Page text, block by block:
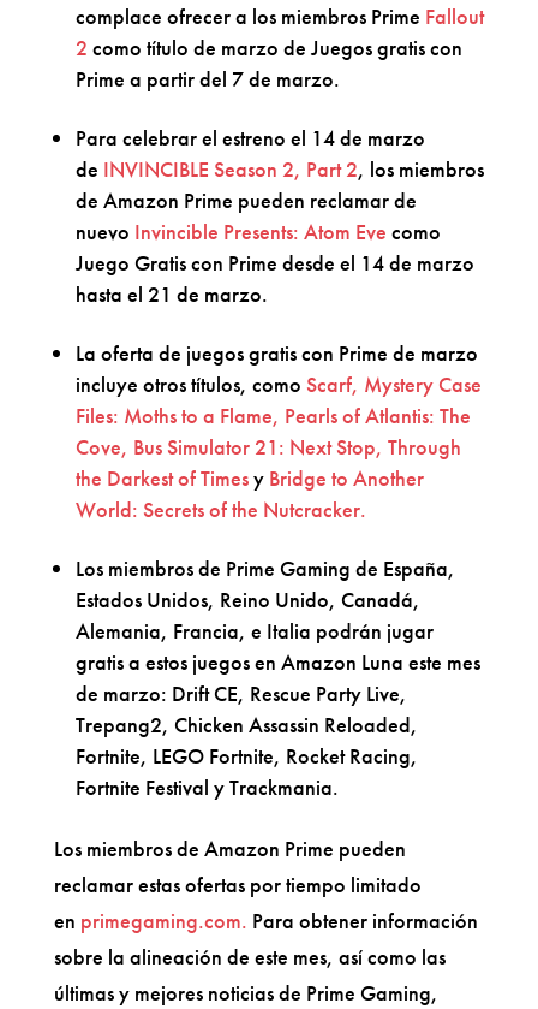
complace ofrecer a los miembros Prime Fallout
2 como título de marzo de Juegos gratis con
Prime a partir del 7 de marzo.
Para celebrar el estreno el 14 de marzo
de INVINCIBLE Season 2, Part 2, los miembros
de Amazon Prime pueden reclamar de
nuevo Invincible Presents: Atom Eve como
Juego Gratis con Prime desde el 14 de marzo
hasta el 21 de marzo.
La oferta de juegos gratis con Prime de marzo
incluye otros títulos, como Scarf, Mystery Case
Files: Moths to a Flame, Pearls of Atlantis: The
Cove, Bus Simulator 21: Next Stop, Through
the Darkest of Timesy Bridge to Another
World: Secrets of the Nutcracker.
Los miembros de Prime Gaming de España,
Estados Unidos, Reino Unido, Canadá,
Alemania, Francia, e Italia podrán jugar
gratis a estos juegos en Amazon Luna este mes
de marzo: Drift CE, Rescue Party Live,
Trepang2, Chicken Assassin Reloaded,
Fortnite, LEGO Fortnite, Rocket Racing,
Fortnite Festival y Trackmania.
Los miembros de Amazon Prime pueden
reclamar estas ofertas por tiempo limitado
en primegaming.com. Para obtener información
sobre la alineación de este mes, así como las
últimas y mejores noticias de Prime Gaming,